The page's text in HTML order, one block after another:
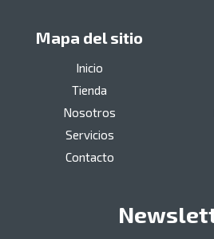
Mapa del sitio
Inicio
Tienda
Nosotros
Servicios
Contacto